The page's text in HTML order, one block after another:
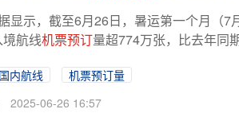
显示，截至6月26日，暑运第一个月（7
航线机票预订量超774万张，比去年同
国内航线
机票预订量
2025-06-26 16:57